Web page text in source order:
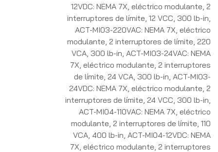
12VDC: NEMA 7X, eléctrico modulante, 2
interruptores de límite, 12 VCC, 300 lb-in
ACT-MI03-220VAC: NEMA 7X, eléctrico
modulante, 2 interruptores de límite, 220
VCA, 300 lb-in ACT-MI03-24VAC: NEMA
7X, eléctrico modulante, 2 interruptores
de límite, 24 VCA, 300 lb-in ACT-MI03-
24VDC: NEMA 7X, eléctrico modulante, 2
interruptores de límite, 24 VCC, 300 lb-in
ACT-MI04-110VAC: NEMA 7X, eléctrico
modulante, 2 interruptores de límite, 110
VCA, 400 lb-in ACT-MI04-12VDC: NEMA
7X, eléctrico modulante, 2 interruptores